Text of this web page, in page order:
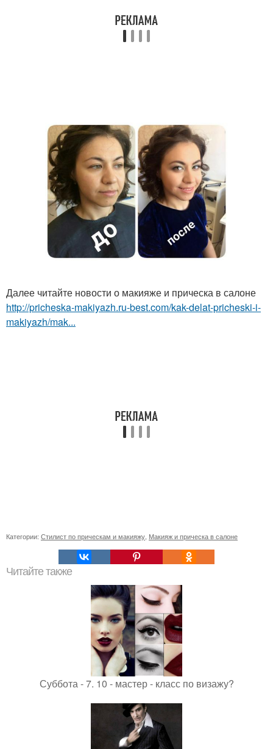
Далее читайте новости о макияже и прическа в салоне
http://pricheska-makiyazh.ru-best.com/kak-delat-pricheski-i-
makiyazh/mak...
Категории: Стилист по прическам и макияжу, Макияж и прическа в салоне
Читайте также
Суббота - 7. 10 - мастер - класс по визажу?